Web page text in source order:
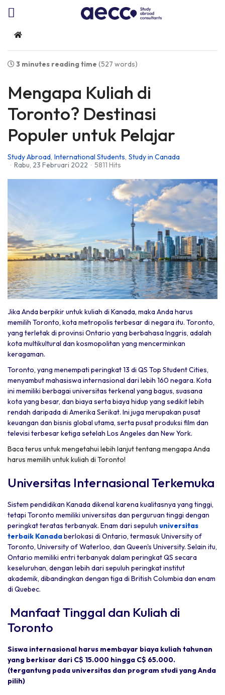
Home
3 minutes reading time (527 words)
Mengapa Kuliah di
Toronto? Destinasi
Populer untuk Pelajar
Study Abroad International Students Study in Canada
Rabu, 23 Februari 2022
5811 Hits
Jika Anda berpikir untuk kuliah di Kanada, maka Anda harus
memilih Toronto, kota metropolis terbesar di negara itu. Toronto,
yang terletak di provinsi Ontario yang berbahasa Inggris, adalah
kota multikultural dan kosmopolitan yang mencerminkan
keragaman.
Toronto, yang menempati peringkat 13 di QS Top Student Cities,
menyambut mahasiswa internasional dari lebih 160 negara. Kota
ini memiliki berbagai universitas terkenal yang bagus, suasana
kota yang besar, dan biaya serta biaya hidup yang sedikit lebih
rendah daripada di Amerika Serikat. Ini juga merupakan pusat
keuangan dan bisnis global utama, serta pusat produksi film dan
televisi terbesar ketiga setelah Los Angeles dan New York.
Baca terus untuk mengetahui lebih lanjut tentang mengapa Anda
harus memilih untuk kuliah di Toronto!
Universitas Internasional Terkemuka
Sistem pendidikan Kanada dikenal karena kualitasnya yang tinggi,
tetapi Toronto memiliki universitas dan perguruan tinggi dengan
peringkat teratas terbanyak. Enam dari sepuluh universitas
terbaik Kanadaberlokasi di Ontario, termasuk University of
Toronto, University of Waterloo, dan Queen's University. Selain itu,
Ontario memiliki entri terbanyak dalam peringkat QS secara
keseluruhan, dengan lebih dari sepuluh peringkat institut
akademik, dibandingkan dengan tiga di British Columbia dan enam
di Quebec.
Manfaat Tinggal dan Kuliah di
Toronto
Siswa internasional harus membayar biaya kuliah tahunan
yang berkisar dari C$ 15.000 hingga C$ 65.000.
(tergantung pada universitas dan program studi yang Anda
pilih)